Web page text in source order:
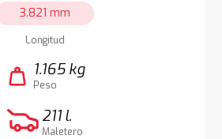
3.821 mm
Longitud
weight 1.165 kg
Peso
211 l.
Maletero